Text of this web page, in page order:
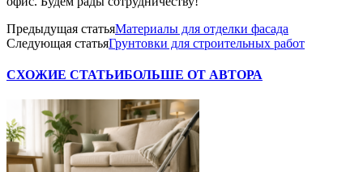
Предыдущая статьяМатериалы для отделки фасада
Следующая статьяГрунтовки для строительных работ
СХОЖИЕ СТАТЬИБОЛЬШЕ ОТ АВТОРА